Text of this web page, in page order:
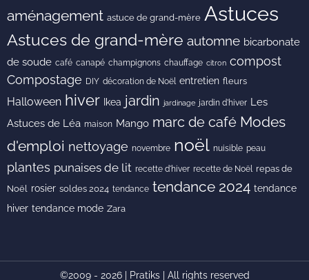
aménagement astuce de grand-mère Astuces
Astuces de grand-mère automne bicarbonate
de soude café canapé champignons chauffage citron compost
Compostage DIY décoration de Noël entretien fleurs
Halloween hiver Ikea jardin jardinage jardin d'hiver Les
Astuces de Léa maison Mango marc de café Modes
d'emploi nettoyage novembre noël nuisible peau
plantes punaises de lit recette d'hiver recette de Noël repas de
Noël rosier soldes 2024 tendance tendance 2024 tendance
hiver tendance mode Zara
©2009 - 2026 | Pratiks | All rights reserved